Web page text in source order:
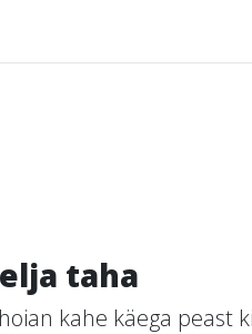
taha
kahe käega peast